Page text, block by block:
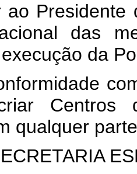
Presidente
das
da
qualquer